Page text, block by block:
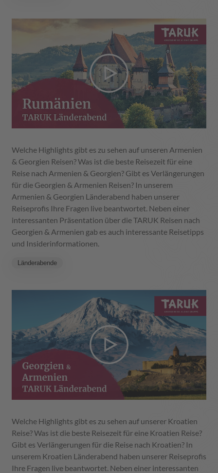
Welche Highlights gibt es zu sehen auf unseren Armenien
& Georgien Reisen? Was ist die beste Reisezeit für eine
Reise nach Armenien & Georgien? Gibt es Verlängerungen
für die Georgien & Armenien Reisen? In unserem
Armenien & Georgien Länderabend haben unserer
Reiseprofis Ihre Fragen live beantwortet. Neben einer
interessanten Präsentation über die TARUK Reisen nach
Georgien & Armenien gab es auch interessante Reisetipps
und Insiderinformationen.
Länderabende
Welche Highlights gibt es zu sehen auf unserer Kroatien
Reise? Was ist die beste Reisezeit für eine Kroatien Reise?
Gibt es Verlängerungen für die Reise nach Kroatien? In
unserem Kroatien Länderabend haben unserer Reiseprofis
Ihre Fragen live beantwortet. Neben einer interessanten